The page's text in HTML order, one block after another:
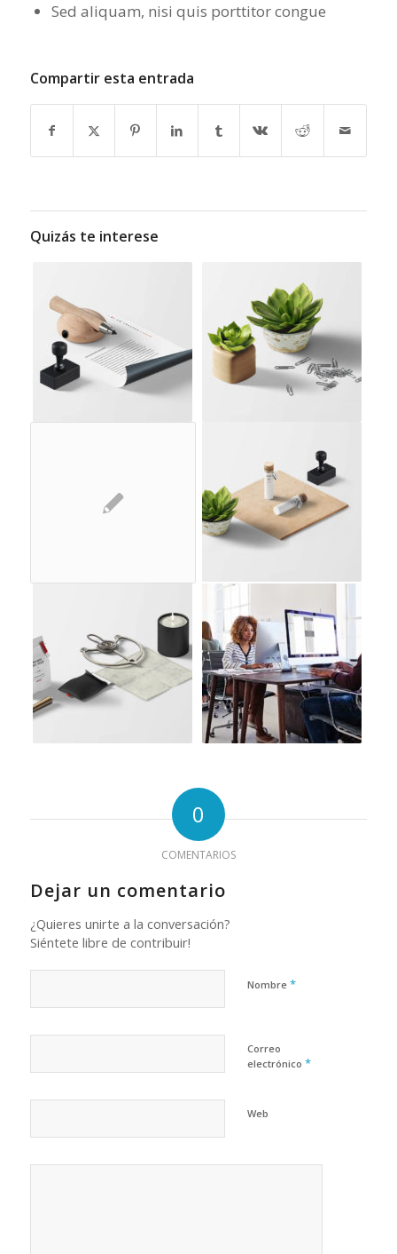
Sed aliquam, nisi quis porttitor congue
Compartir esta entrada
Quizás te interese
0
COMENTARIOS
Dejar un comentario
¿Quieres unirte a la conversación?
Siéntete libre de contribuir!
Nombre *
Correo
electrónico *
Web